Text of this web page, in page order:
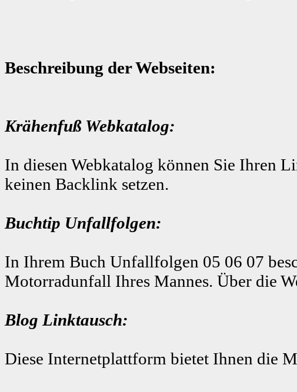
Beschreibung der Webseiten:
Krähenfuß Webkatalog:
In diesen Webkatalog können Sie Ihren
keinen Backlink setzen.
Buchtip Unfallfolgen:
In Ihrem Buch Unfallfolgen 05 06 07
Motorradunfall Ihres Mannes. Über die
Blog Linktausch:
Diese Internetplattform bietet Ihnen die